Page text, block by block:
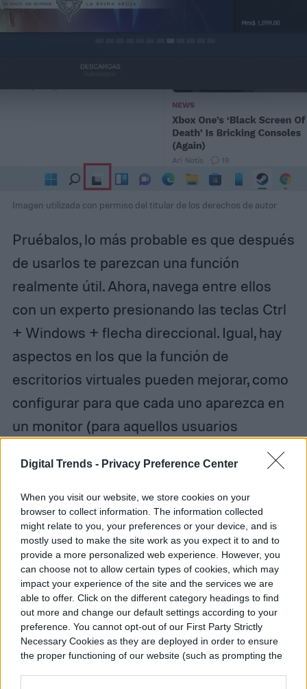
Digital Trends - Privacy Preference Center
When you visit our website, we store cookies on your
browser to collect information. The information collected
might relate to you, your preferences or your device, and is
mostly used to make the site work as you expect it to and to
provide a more personalized web experience. However, you
can choose not to allow certain types of cookies, which may
impact your experience of the site and the services we are
able to offer. Click on the different category headings to find
out more and change our default settings according to your
preference. You cannot opt-out of our First Party Strictly
Necessary Cookies as they are deployed in order to ensure
the proper functioning of our website (such as prompting the
Imagen utilizada con permiso del titular de los derechos de autor
Pruébalos, lo más probable es que después
de usarlos te parezcan una función
realmente útil. Ahora, navega entre ellos
con un experto presionando las teclas Ctrl
+ Windows + flecha direccional. Igual, hay
aspectos en los que la función de
escritorios virtuales pueden mejorar, como
configurar para que cada uno aparezca en
un monitor (para aquellos usuarios
) y que se
puedan personalizar los iconos que
aparecen anclados a la barra de tareas.